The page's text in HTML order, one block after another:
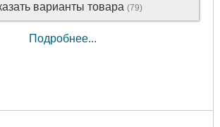
варианты товара (79)
Подробнее...